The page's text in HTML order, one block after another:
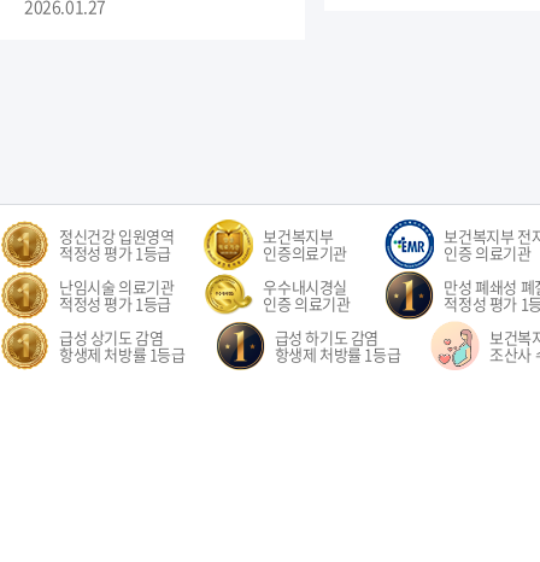
2026.01.27
정신건강 입원영역
적정성 평가 1등급
보건복지부
인증의료기관
보건복지부 전
인증 의료기관
난임시술 의료기관
적정성 평가 1등급
우수내시경실
인증 의료기관
만성 폐쇄성
적정성 평가 1
급성 상기도 감염
항생제 처방률 1등급
급성 하기도 감염
항생제 처방률 1등급
보건복
조산사